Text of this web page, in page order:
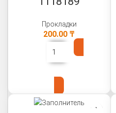
Прокладки
200.00 ₸